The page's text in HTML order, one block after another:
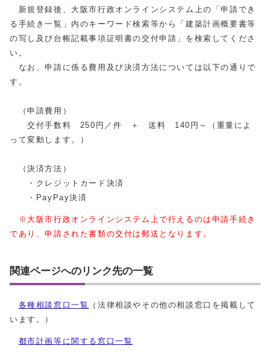
新規登録後、大阪市行政オンラインシステム上の「申請でき
る手続き一覧」内のキーワード検索等から「建築計画概要書等
の写し及び台帳記載事項証明書の交付申請」を検索してくださ
い。
なお、申請に係る費用及び決済方法については以下の通りで
す。
（申請費用）
交付手数料 250円／件 ＋ 送料 140円～（重量によ
って変動します。）
（決済方法）
・クレジットカード決済
・PayPay決済
※大阪市行政オンラインシステム上で行えるのは申請手続き
であり、申請された書類の交付は郵送となります。
関連ページへのリンク先の一覧
各種相談窓口一覧
（法律相談やその他の相談窓口を掲載して
います。）
都市計画等に関する窓口一覧